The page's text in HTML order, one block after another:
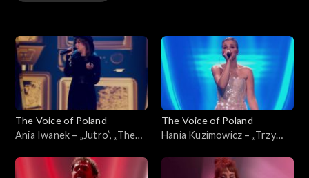
16. edycja
15. edycja
The Voice of Poland
Ania Iwanek – „Jutro”, „The
listopada 2025
The Voice of Poland
Hania Kuzimowicz – „Trzy
Poland”, Finał, 29 listopada